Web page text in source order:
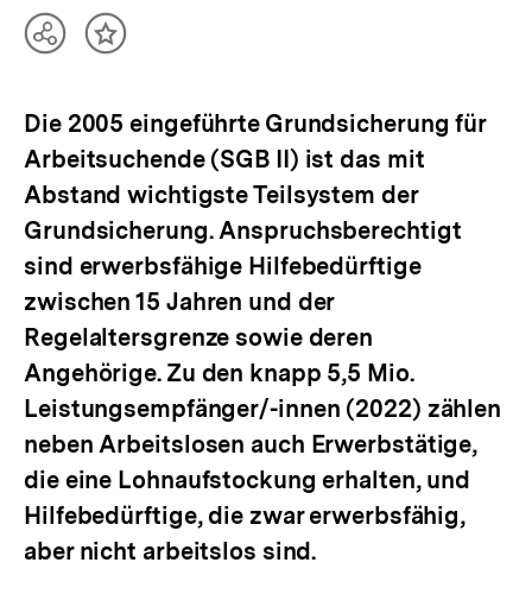
TeilenInhalt
Die 2005 eingeführte Grundsicherung für
Arbeitsuchende (SGB II) ist das mit
Abstand wichtigste Teilsystem der
Grundsicherung. Anspruchsberechtigt
sind erwerbsfähige Hilfebedürftige
zwischen 15 Jahren und der
Regelaltersgrenze sowie deren
Angehörige. Zu den knapp 5,5 Mio.
Leistungsempfänger/-innen (2022) zählen
neben Arbeitslosen auch Erwerbstätige,
die eine Lohnaufstockung erhalten, und
Hilfebedürftige, die zwar erwerbsfähig,
aber nicht arbeitslos sind.